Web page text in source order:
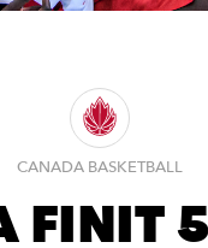
CANADA BASKETBALL
FINIT